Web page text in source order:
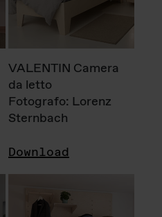
VALENTIN Camera
da letto
Fotografo: Lorenz
Sternbach
Download